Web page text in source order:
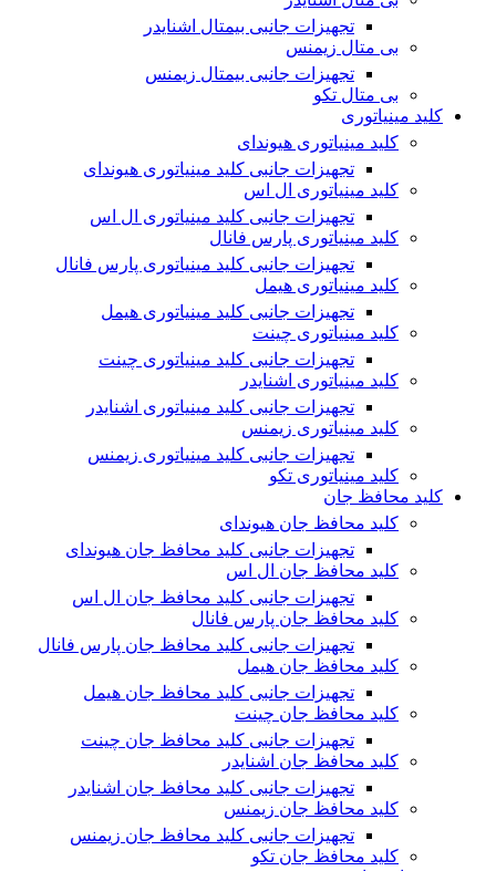
تجهیزات جانبی بیمتال اشنایدر
بی متال زیمنس
تجهیزات جانبی بیمتال زیمنس
بی متال تکو
کلید مینیاتوری
کلید مینیاتوری هیوندای
تجهیزات جانبی کلید مینیاتوری هیوندای
کلید مینیاتوری ال اس
تجهیزات جانبی کلید مینیاتوری ال اس
کلید مینیاتوری پارس فانال
تجهیزات جانبی کلید مینیاتوری پارس فانال
کلید مینیاتوری هیمل
تجهیزات جانبی کلید مینیاتوری هیمل
کلید مینیاتوری چینت
تجهیزات جانبی کلید مینیاتوری چینت
کلید مینیاتوری اشنایدر
تجهیزات جانبی کلید مینیاتوری اشنایدر
کلید مینیاتوری زیمنس
تجهیزات جانبی کلید مینیاتوری زیمنس
کلید مینیاتوری تکو
کلید محافظ جان
کلید محافظ جان هیوندای
تجهیزات جانبی کلید محافظ جان هیوندای
کلید محافظ جان ال اس
تجهیزات جانبی کلید محافظ جان ال اس
کلید محافظ جان پارس فانال
تجهیزات جانبی کلید محافظ جان پارس فانال
کلید محافظ جان هیمل
تجهیزات جانبی کلید محافظ جان هیمل
کلید محافظ جان چینت
تجهیزات جانبی کلید محافظ جان چینت
کلید محافظ جان اشنایدر
تجهیزات جانبی کلید محافظ جان اشنایدر
کلید محافظ جان زیمنس
تجهیزات جانبی کلید محافظ جان زیمنس
کلید محافظ جان تکو